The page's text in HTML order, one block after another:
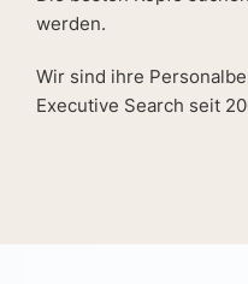
werden.
Wir sind ihre
Executive Search seit